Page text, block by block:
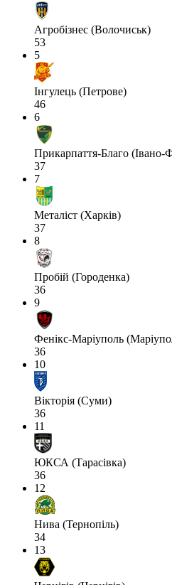
Агробізнес (Волочиськ)
53
5
Інгулець (Петрове)
46
6
Прикарпаття-Благо (Івано-
37
7
Металіст (Харків)
37
8
Пробій (Городенка)
36
9
Фенікс-Маріуполь
36
10
Вікторія (Суми)
36
11
ЮКСА (Тарасівка)
36
12
Нива (Тернопіль)
34
13